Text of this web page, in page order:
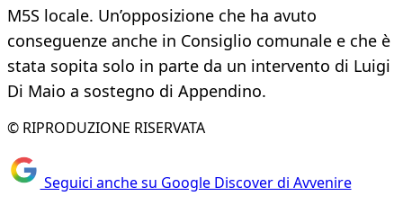
M5S locale. Un’opposizione che ha avuto
conseguenze anche in Consiglio comunale e che è
stata sopita solo in parte da un intervento di Luigi
Di Maio a sostegno di Appendino.
© RIPRODUZIONE RISERVATA
Seguici anche su Google Discover di Avvenire